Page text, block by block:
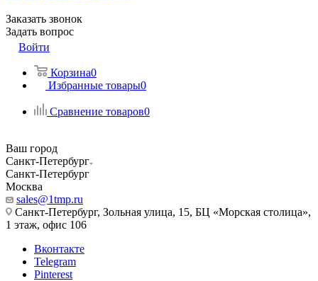
Заказать звонок
Задать вопрос
Войти
Корзина0
Избранные товары0
Сравнение товаров0
Ваш город
Санкт-Петербург
Санкт-Петербург
Москва
sales@1tmp.ru
Санкт-Петербург, Зольная улица, 15, БЦ «Морская столица»,
1 этаж, офис 106
Вконтакте
Telegram
Pinterest